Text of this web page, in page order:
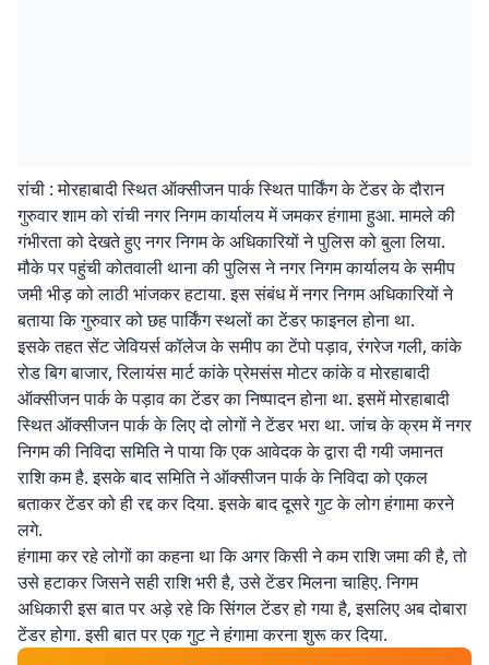
रांची : मोरहाबादी स्थित ऑक्सीजन पार्क स्थित पार्किंग के टेंडर के दौरान
गुरुवार शाम को रांची नगर निगम कार्यालय में जमकर हंगामा हुआ. मामले की
गंभीरता को देखते हुए नगर निगम के अधिकारियों ने पुलिस को बुला लिया.
मौके पर पहुंची कोतवाली थाना की पुलिस ने नगर निगम कार्यालय के समीप
जमी भीड़ को लाठी भांजकर हटाया. इस संबंध में नगर निगम अधिकारियों ने
बताया कि गुरुवार को छह पार्किंग स्थलों का टेंडर फाइनल होना था.
इसके तहत सेंट जेवियर्स कॉलेज के समीप का टेंपो पड़ाव, रंगरेज गली, कांके
रोड बिग बाजार, रिलायंस मार्ट कांके प्रेमसंस मोटर कांके व मोरहाबादी
ऑक्सीजन पार्क के पड़ाव का टेंडर का निष्पादन होना था. इसमें मोरहाबादी
स्थित ऑक्सीजन पार्क के लिए दो लोगों ने टेंडर भरा था. जांच के क्रम में नगर
निगम की निविदा समिति ने पाया कि एक आवेदक के द्वारा दी गयी जमानत
राशि कम है. इसके बाद समिति ने ऑक्सीजन पार्क के निविदा को एकल
बताकर टेंडर को ही रद्द कर दिया. इसके बाद दूसरे गुट के लोग हंगामा करने
लगे.
हंगामा कर रहे लोगों का कहना था कि अगर किसी ने कम राशि जमा की है, तो
उसे हटाकर जिसने सही राशि भरी है, उसे टेंडर मिलना चाहिए. निगम
अधिकारी इस बात पर अड़े रहे कि सिंगल टेंडर हो गया है, इसलिए अब दोबारा
टेंडर होगा. इसी बात पर एक गुट ने हंगामा करना शुरू कर दिया.